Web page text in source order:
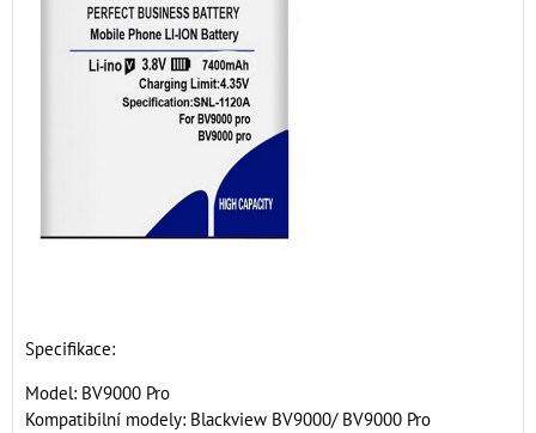
Specifikace:
Model: BV9000 Pro
Kompatibilní modely: Blackview BV9000/ BV9000 Pro